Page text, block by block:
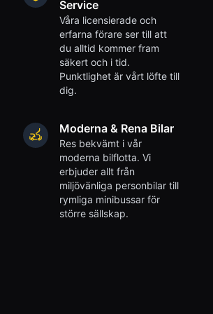
Service
Våra licensierade och
erfarna förare ser till att
du alltid kommer fram
säkert och i tid.
Punktlighet är vårt löfte till
dig.
Moderna & Rena Bilar
Res bekvämt i vår
moderna bilflotta. Vi
erbjuder allt från
miljövänliga personbilar till
rymliga minibussar för
större sällskap.